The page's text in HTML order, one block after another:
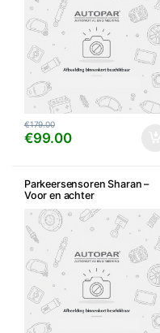
€99.00
€179.00
Parkeersensoren Sharan –
Voor en achter